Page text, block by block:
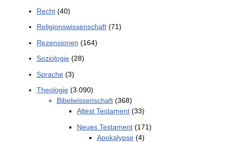
Recht(40)
Religionswissenschaft(71)
Rezensionen (164)
Soziologie(28)
Sprache(3)
Theologie(3.090)
Bibelwissenschaft(368)
Altest Testament(33)
Neues Testament(171)
Apokalypse(4)